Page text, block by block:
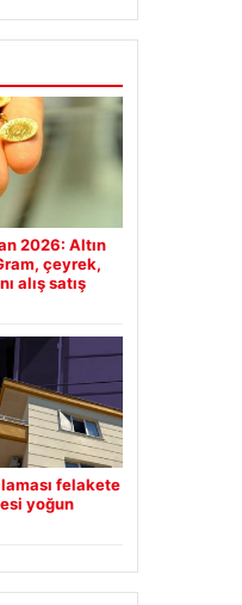
2026: Altın
çeyrek,
alış satış
felakete
yoğun